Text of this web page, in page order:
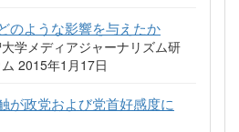
のような影響を与えたか
学メディアジャーナリズム研
2015年1月17日
が政党および党首好感度に